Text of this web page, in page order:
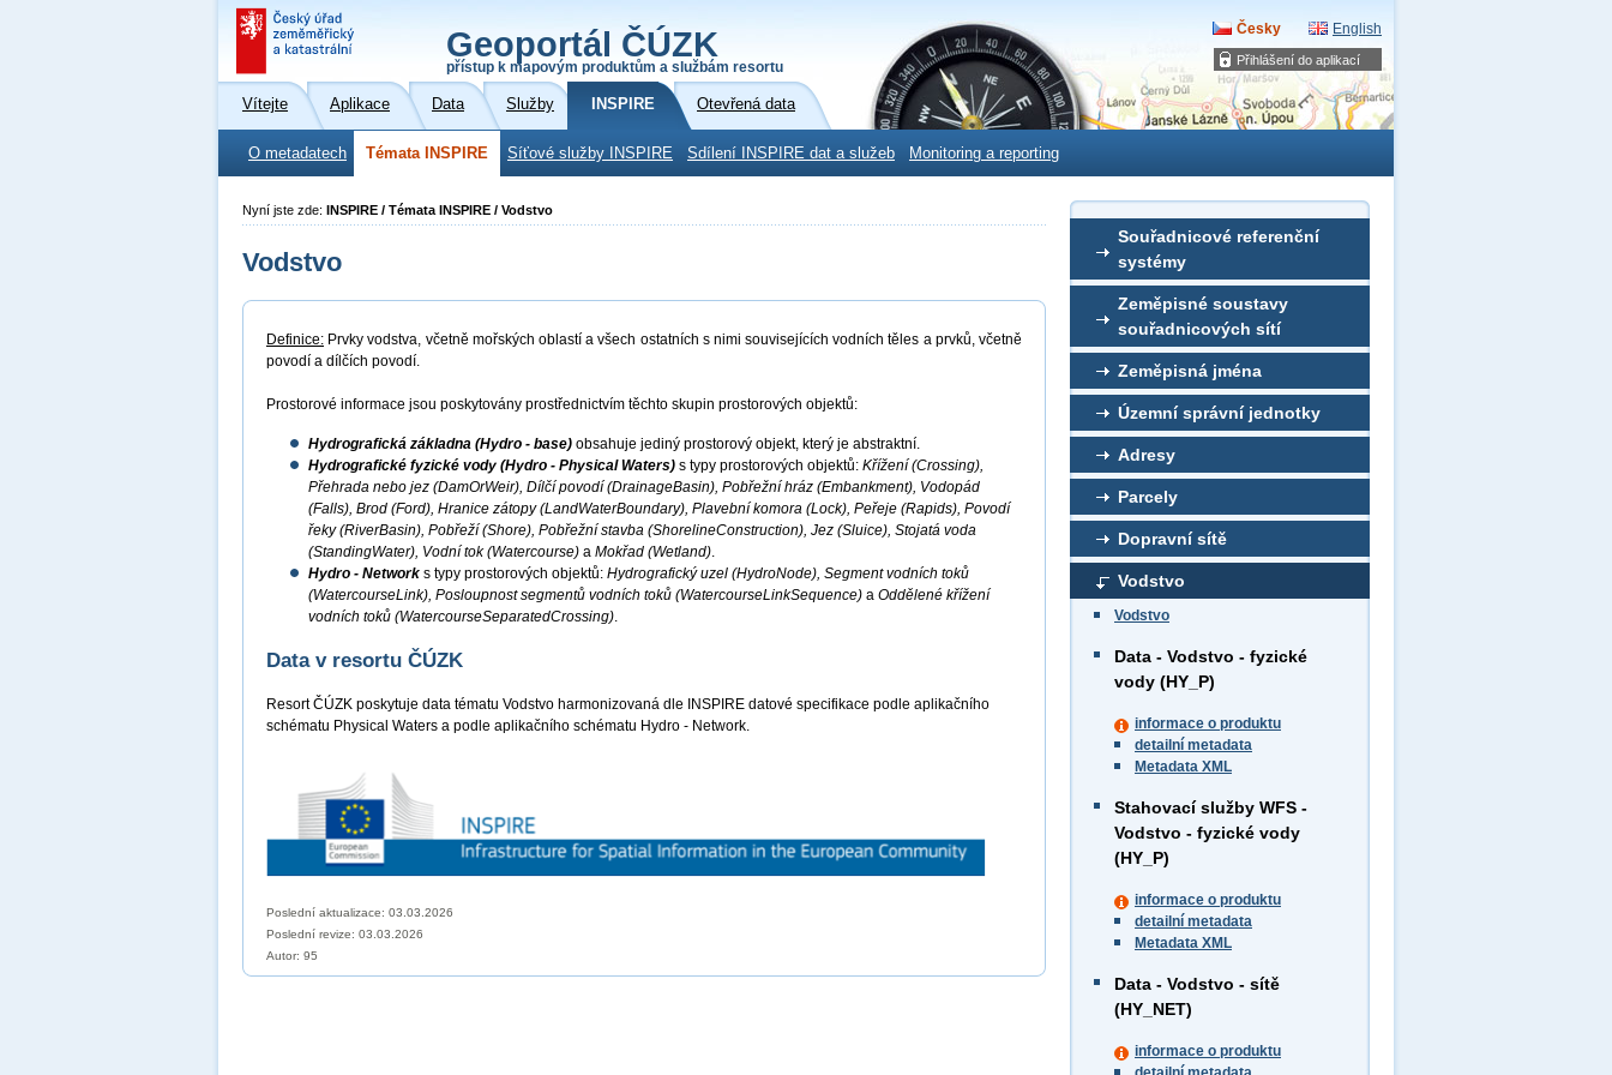
Přihlášení do aplikací
Geoportál ČÚZK
přístup k mapovým produktům a službám resortu
Česky English
Vítejte Aplikace Data Služby INSPIRE Otevřená data
O metadatech Témata INSPIRE Síťové služby INSPIRE Sdílení INSPIRE dat a služeb Monitoring a reporting
Souřadnicové referenční
systémy
Zeměpisné soustavy
souřadnicových sítí
Zeměpisná jména
Územní správní jednotky
Adresy
Parcely
Dopravní sítě
Vodstvo
Vodstvo
Data - Vodstvo - fyzické
vody (HY_P)
informace o produktu
detailní metadata
Metadata XML
Stahovací služby WFS -
Vodstvo - fyzické vody
(HY_P)
informace o produktu
detailní metadata
Metadata XML
Data - Vodstvo - sítě
(HY_NET)
informace o produktu
Nyní jste zde: INSPIRE / Témata INSPIRE / Vodstvo
Vodstvo
Definice: Prvky vodstva, včetně mořských oblastí a všech ostatních s nimi souvisejících vodních těles a prvků, včetně
povodí a dílčích povodí.
Prostorové informace jsou poskytovány prostřednictvím těchto skupin prostorových objektů:
Hydrografická základna (Hydro - base) obsahuje jediný prostorový objekt, který je abstraktní.
Hydrografické fyzické vody (Hydro - Physical Waters) s typy prostorových objektů: Křížení (Crossing),
Přehrada nebo jez (DamOrWeir), Dílčí povodí (DrainageBasin), Pobřežní hráz (Embankment), Vodopád
(Falls), Brod (Ford), Hranice zátopy (LandWaterBoundary), Plavební komora (Lock), Peřeje (Rapids), Povodí
řeky (RiverBasin), Pobřeží (Shore), Pobřežní stavba (ShorelineConstruction), Jez (Sluice), Stojatá voda
(StandingWater), Vodní tok (Watercourse) a Mokřad (Wetland).
Hydro - Network s typy prostorových objektů: Hydrografický uzel (HydroNode), Segment vodních toků
(WatercourseLink), Posloupnost segmentů vodních toků (WatercourseLinkSequence) a Oddělené křížení
vodních toků (WatercourseSeparatedCrossing).
Data v resortu ČÚZK
Resort ČÚZK poskytuje data tématu Vodstvo harmonizovaná dle INSPIRE datové specifikace podle aplikačního
schématu Physical Waters a podle aplikačního schématu Hydro - Network.
Poslední aktualizace: 03.03.2026
Poslední revize: 03.03.2026
Autor: 95